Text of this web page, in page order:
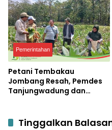
Pemerintahan
Petani Tembakau
Jombang Resah, Pemdes
Tanjungwadung dan
Tinggalkan